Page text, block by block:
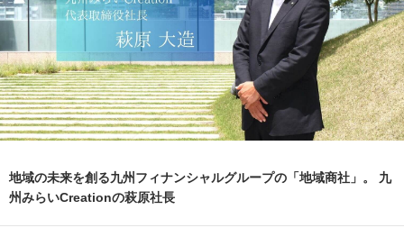
地域の未来を創る九州フィナンシャルグループの「地域商社」。 九
州みらいCreationの萩原社長